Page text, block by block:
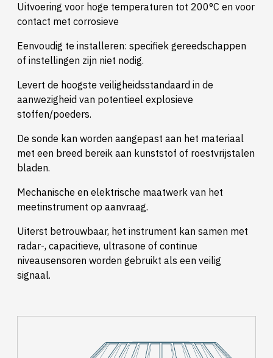
Uitvoering voor hoge temperaturen tot 200°C en voor
contact met corrosieve
Eenvoudig te installeren: specifiek gereedschappen
of instellingen zijn niet nodig.
Levert de hoogste veiligheidsstandaard in de
aanwezigheid van potentieel explosieve
stoffen/poeders.
De sonde kan worden aangepast aan het materiaal
met een breed bereik aan kunststof of roestvrijstalen
bladen.
Mechanische en elektrische maatwerk van het
meetinstrument op aanvraag.
Uiterst betrouwbaar, het instrument kan samen met
radar-, capacitieve, ultrasone of continue
niveausensoren worden gebruikt als een veilig
signaal.